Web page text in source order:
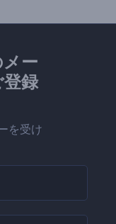
ー
録
を受け